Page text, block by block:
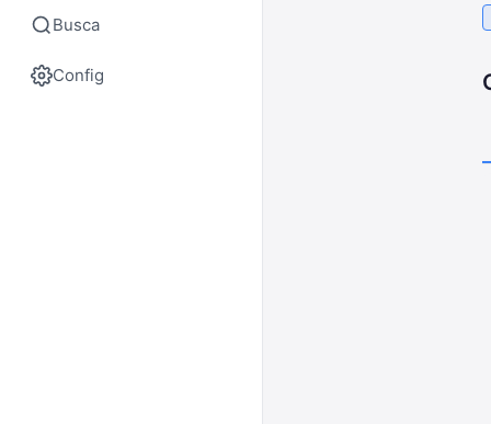
Busca
Config